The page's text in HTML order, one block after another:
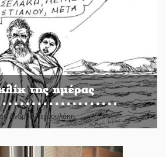
της ημέρας
Ανδρέα Πετρουλάκη